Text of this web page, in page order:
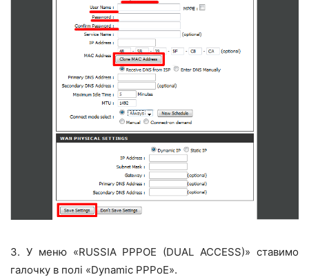
3. У меню «RUSSIA PPPOE (DUAL ACCESS)» ставимо
галочку в полі «Dynamic PPPoE».